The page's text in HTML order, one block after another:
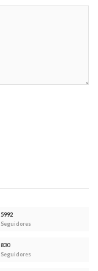
5992
Seguidores
830
Seguidores